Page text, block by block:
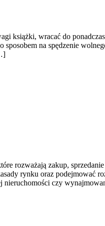
książki, wracać do
na spędzenie
rozważają zakup,
rynku oraz podejmować
nieruchomości czy